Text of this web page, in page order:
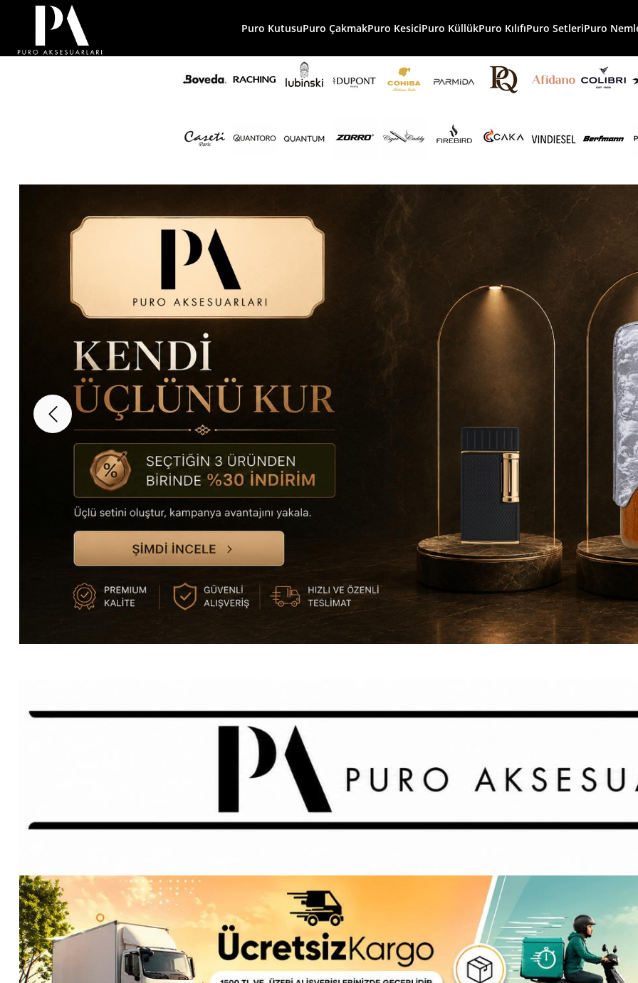
Puro KutusuPuro ÇakmakPuro KesiciPuro KüllükPuro KılıfıPuro SetleriPuro